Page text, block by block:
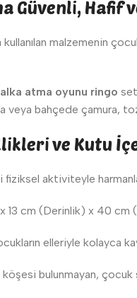
Güvenli, Hafif
kullanılan malzemenin
atma oyunu ringo
veya bahçede çamura,
ve Kutu
fiziksel aktiviteyle
13 cm (Derinlik) x 40 cm
elleriyle kolayca
bulunmayan, çocuk